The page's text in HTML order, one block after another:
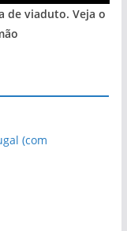
de viaduto. Veja o
(com